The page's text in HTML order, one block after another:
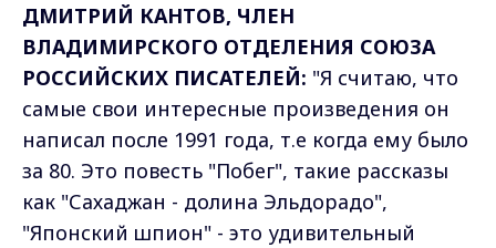
ДМИТРИЙ КАНТОВ, ЧЛЕН
ВЛАДИМИРСКОГО ОТДЕЛЕНИЯ СОЮЗА
РОССИЙСКИХ ПИСАТЕЛЕЙ: "Я считаю, что
самые свои интересные произведения он
написал после 1991 года, т.е когда ему было
за 80. Это повесть "Побег", такие рассказы
как "Сахаджан - долина Эльдорадо",
"Японский шпион" - это удивительный